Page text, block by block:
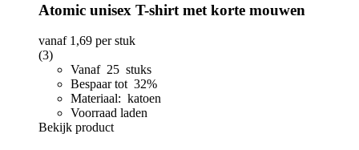
Atomic unisex T-shirt met korte mouwen
vanaf 1,69 per stuk
(3)
Vanaf 25 stuks
Bespaar tot 32%
Materiaal: katoen
Voorraad laden
Bekijk product